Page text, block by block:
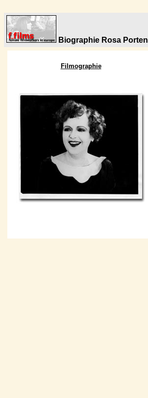
Biographie Rosa Porten
Filmographie